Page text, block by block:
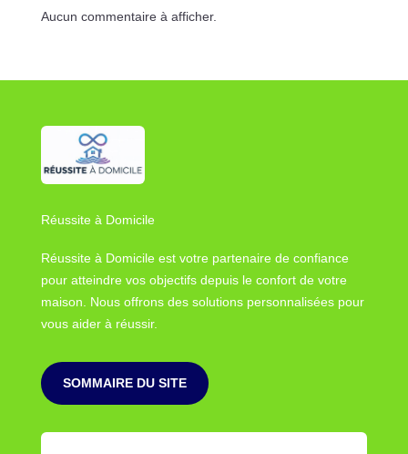
Aucun commentaire à afficher.
Réussite à Domicile
Réussite à Domicile est votre partenaire de confiance
pour atteindre vos objectifs depuis le confort de votre
maison. Nous offrons des solutions personnalisées pour
vous aider à réussir.
SOMMAIRE DU SITE